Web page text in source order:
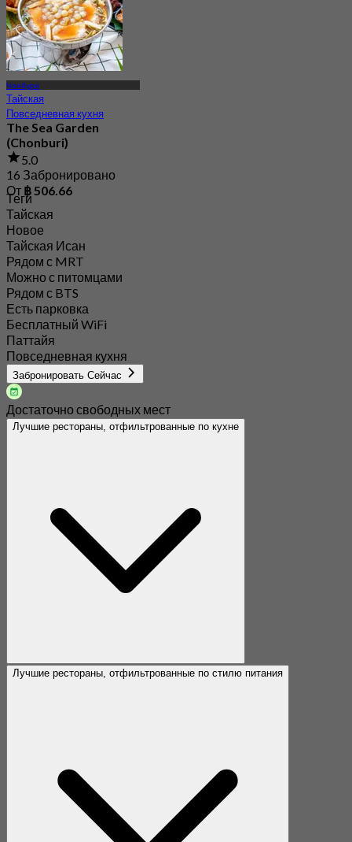
Чонбури
Тайская
Повседневная кухня
The Sea Garden
(Chonburi)
5.0
16 Забронировано
От ฿ 506.66
Теги
Тайская
Новое
Тайская Исан
Рядом с MRT
Можно с питомцами
Рядом с BTS
Есть парковка
Бесплатный WiFi
Паттайя
Повседневная кухня
Забронировать Сейчас
Достаточно свободных мест
Лучшие рестораны, отфильтрованные по кухне
Лучшие рестораны, отфильтрованные по стилю питания